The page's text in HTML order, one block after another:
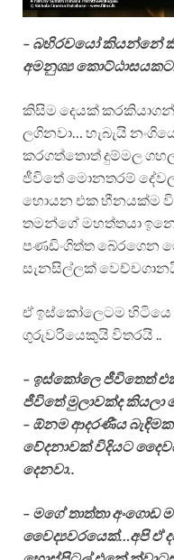
– බහිරවයෝ කියන්නේ
අමනුශ්‍ය
කිසිම දෙයක්
ලගිනවා… හැබැයි
කරගත්තොත් දුම්මල
ජීවිතේ මොනතරම්
හොයන එක හීනයක්ම
තමන්ගේ මහත්තයා
පණඩිංගිත්ත බේරගෙන
සැනසිල්ලක්
ඒ ඉස්කෝලෙටම
ගුරුවරියෙකුයි විතරයි ..
– ඉස්කෝලෙ ජීවිතෙත්
ජීවිතේ මුලාවක්ද කියලා
– ඕනම ආදරණීය බැඳිමක
වේදනාවක් විදියට
දෙනවා..
– මගේ තාත්තා
වෛද්‍යවරයෙක්…අපි ඒ